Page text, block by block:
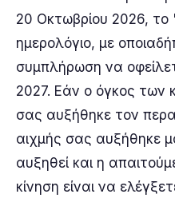
20 Οκτωβρίου 2026, το
ημερολόγιο, με
συμπλήρωση να
2027. Εάν ο όγκος των
σας αυξήθηκε τον
αιχμής σας αυξήθηκε
αυξηθεί και η
κίνηση είναι να